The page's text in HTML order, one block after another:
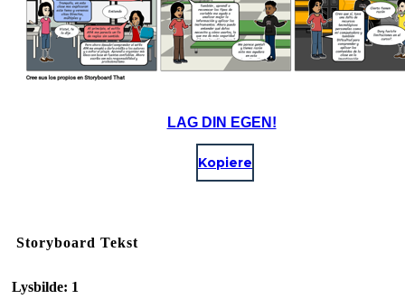
LAG DIN EGEN!
Kopiere
Storyboard Tekst
Lysbilde: 1